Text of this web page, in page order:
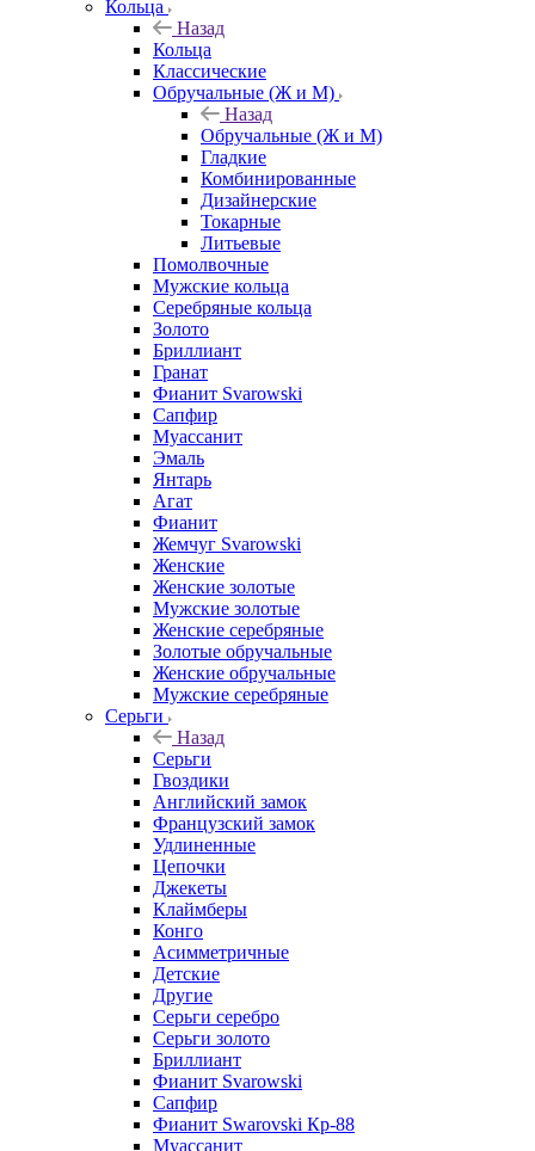
Кольца
Назад
Кольца
Классические
Обручальные (Ж и М)
Назад
Обручальные (Ж и М)
Гладкие
Комбинированные
Дизайнерские
Токарные
Литьевые
Помолвочные
Мужские кольца
Серебряные кольца
Золото
Бриллиант
Гранат
Фианит Svarowski
Сапфир
Муассанит
Эмаль
Янтарь
Агат
Фианит
Жемчуг Svarowski
Женские
Женские золотые
Мужские золотые
Женские серебряные
Золотые обручальные
Женские обручальные
Мужские серебряные
Серьги
Назад
Серьги
Гвоздики
Английский замок
Французский замок
Удлиненные
Цепочки
Джекеты
Клаймберы
Конго
Асимметричные
Детские
Другие
Серьги серебро
Серьги золото
Бриллиант
Фианит Svarowski
Сапфир
Фианит Swarovski Кр-88
Муассанит